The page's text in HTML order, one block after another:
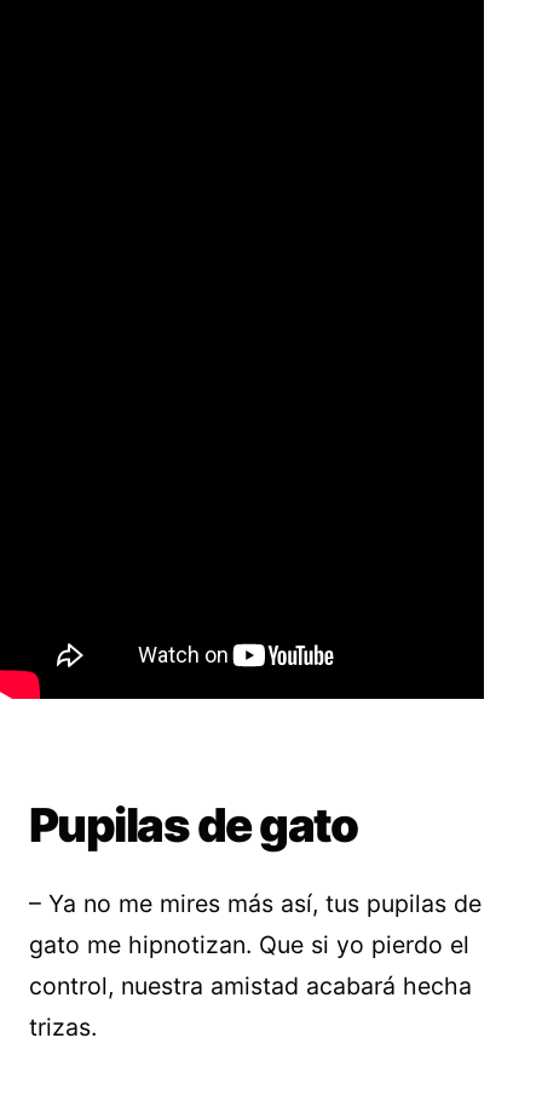
Pupilas de gato
– Ya no me mires más así, tus pupilas de
gato me hipnotizan. Que si yo pierdo el
control, nuestra amistad acabará hecha
trizas.